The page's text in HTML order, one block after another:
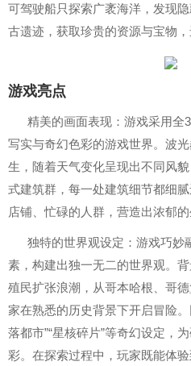
可驾驶船只探索广袤海洋，发现
古遗迹，获取珍贵的资源与宝物，
游戏亮点
精美的画面表现：游戏采用全
写实与奇幻色彩的游戏世界。波
生，随着天气变化呈现出不同风
式建筑群，每一处建筑细节都细
店铺、忙碌的人群，营造出浓郁的
独特的世界观设定：游戏巧妙
素，构建出独一无二的世界观。
殖民扩张浪潮，从哥本哈根、哥
家在熟悉的历史背景下开启冒险
落都市”“星核碎片”等奇幻设定，
彩。在探索过程中，玩家既能体